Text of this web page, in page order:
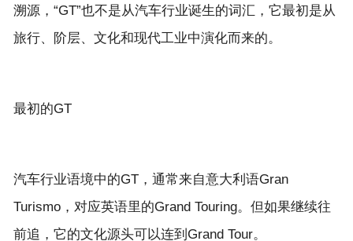
溯源，“GT”也不是从汽车行业诞生的词汇，它最初是从
汽车行业语境中的GT，通常来自意大利语Gran
Turismo，对应英语里的Grand Touring。但如果继续往